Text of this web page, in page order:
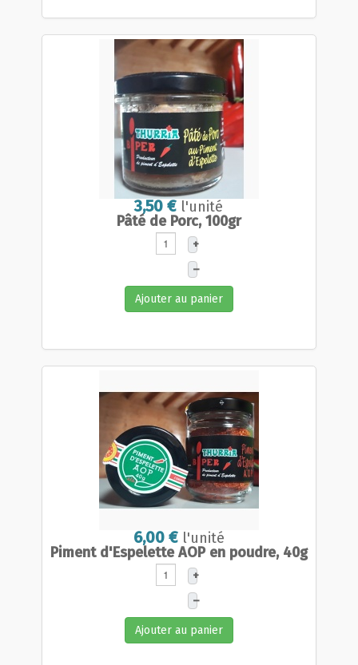
3,50 € l'unité
Pâté de Porc, 100gr
+
–
Ajouter au panier
6,00 € l'unité
Piment d'Espelette AOP en poudre, 40g
+
–
Ajouter au panier